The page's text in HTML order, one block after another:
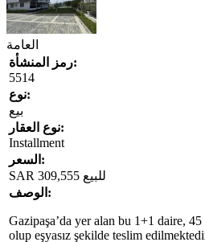
العامة
رمز المنشأة:
5514
نوع:
بيع
نوع العقار:
Installment
السعر:
SAR 309,555 للبيع
الوصف:
Gazipaşa’da yer alan bu 1+1 daire, 45
olup eşyasız şekilde teslim